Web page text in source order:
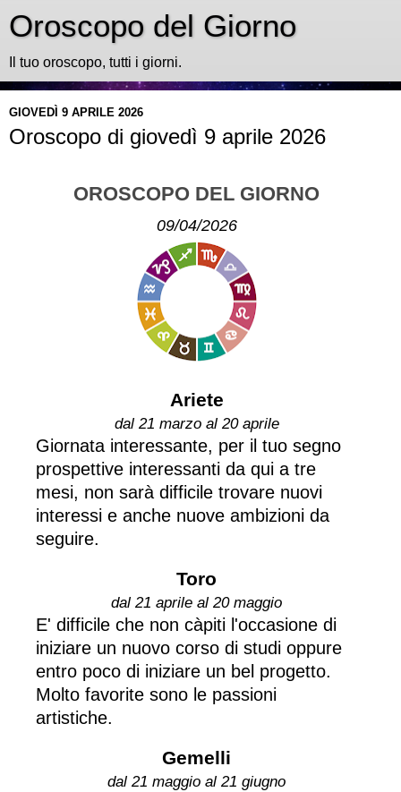
Oroscopo del Giorno
Il tuo oroscopo, tutti i giorni.
GIOVEDÌ 9 APRILE 2026
Oroscopo di giovedì 9 aprile 2026
OROSCOPO DEL GIORNO
09/04/2026
Ariete
dal 21 marzo al 20 aprile
Giornata interessante, per il tuo segno
prospettive interessanti da qui a tre
mesi, non sarà difficile trovare nuovi
interessi e anche nuove ambizioni da
seguire.
Toro
dal 21 aprile al 20 maggio
E' difficile che non càpiti l'occasione di
iniziare un nuovo corso di studi oppure
entro poco di iniziare un bel progetto.
Molto favorite sono le passioni
artistiche.
Gemelli
dal 21 maggio al 21 giugno